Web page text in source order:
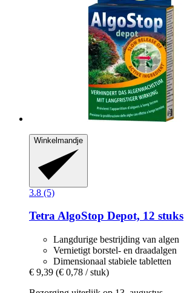
Winkelmandje
3.8 (5)
TetraAlgoStop Depot, 12 stuks
Langdurige bestrijding van algen
Vernietigt borstel- en draadalgen
Dimensionaal stabiele tabletten
€ 9,39 (€ 0,78 / stuk)